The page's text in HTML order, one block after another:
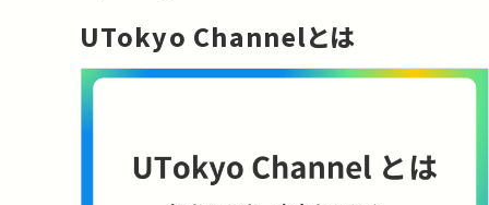
UTokyo Channelとは